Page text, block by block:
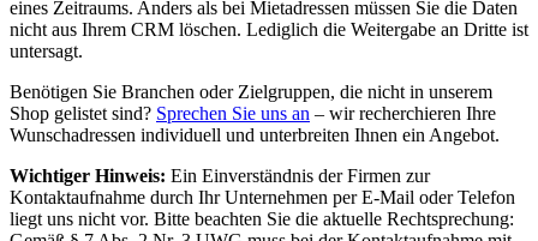
eines Zeitraums. Anders als bei Mietadressen müssen Sie die Daten
nicht aus Ihrem CRM löschen. Lediglich die Weitergabe an Dritte ist
untersagt.
Benötigen Sie Branchen oder Zielgruppen, die nicht in unserem
Shop gelistet sind? Sprechen Sie uns an – wir recherchieren Ihre
Wunschadressen individuell und unterbreiten Ihnen ein Angebot.
Wichtiger Hinweis: Ein Einverständnis der Firmen zur
Kontaktaufnahme durch Ihr Unternehmen per E-Mail oder Telefon
liegt uns nicht vor. Bitte beachten Sie die aktuelle Rechtsprechung: